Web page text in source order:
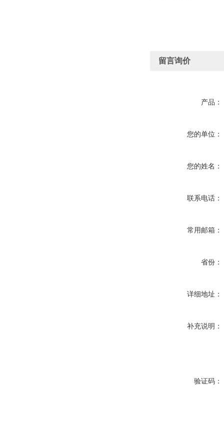
留言询价
产品：
您的单位：
您的姓名：
联系电话：
常用邮箱：
省份：
详细地址：
补充说明：
验证码：